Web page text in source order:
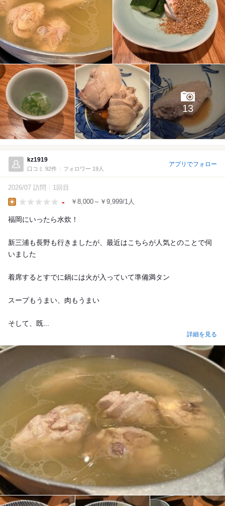
13
kz1919
口コミ 92件 フォロワー 19人
アプリでフォロー
2026/07 訪問 1回目
- ￥8,000～￥9,999/1人
福岡にいったら水炊！
新三浦も長野も行きましたが、最近はこちらが人気とのことで伺
いました
着席するとすでに鍋には火が入っていて準備満タン
スープもうまい、肉もうまい
そして、既...
詳細を見る